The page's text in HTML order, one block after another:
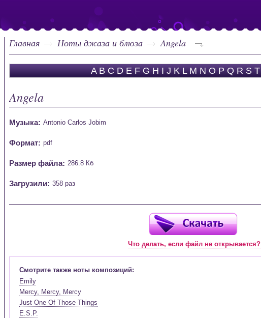
Главная Ноты джаза и блюза Angela
A B C D E F G H I J K L M N O P Q R S T
Angela
Музыка: Antonio Carlos Jobim
Формат: pdf
Размер файла: 286.8 Кб
Загрузили: 358 раз
Что делать, если файл не открывается?
Смотрите также ноты композиций:
Emily
Mercy, Mercy, Mercy
Just One Of Those Things
E.S.P.